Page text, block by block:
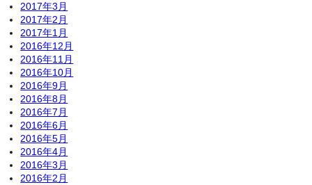
2017年3月
2017年2月
2017年1月
2016年12月
2016年11月
2016年10月
2016年9月
2016年8月
2016年7月
2016年6月
2016年5月
2016年4月
2016年3月
2016年2月